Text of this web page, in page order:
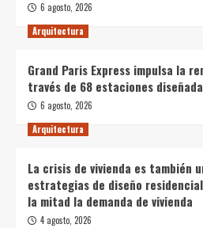
6 agosto, 2026
Arquitectura
Grand Paris Express impulsa la
través de 68 estaciones
6 agosto, 2026
Arquitectura
La crisis de vivienda es también
estrategias de diseño
la mitad la demanda de vivienda
4 agosto, 2026